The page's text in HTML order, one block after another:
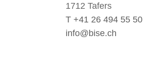
1712 Tafers
T +41 26 494 55 50
info@bise.ch